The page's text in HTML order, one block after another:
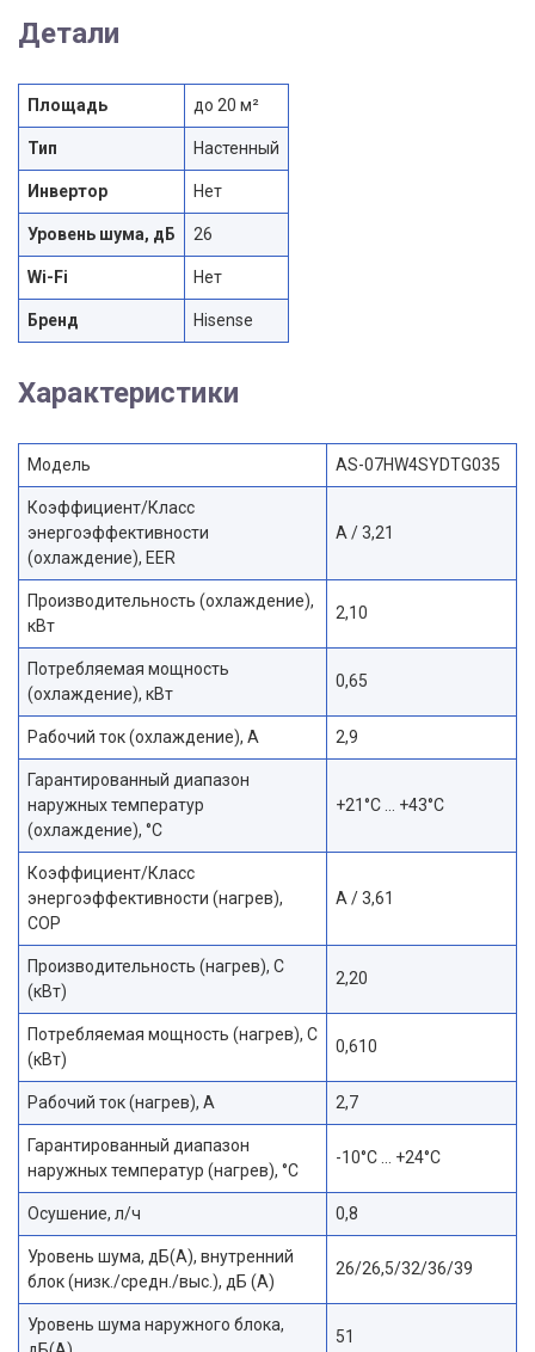
Детали
Площадь до 20 м²
Тип Настенный
Инвертор Нет
Уровень шума, дБ 26
Wi-Fi Нет
Бренд Hisense
Характеристики
Модель AS-07HW4SYDTG035
Коэффициент/Класс
энергоэффективности
(охлаждение), EER
А / 3,21
Производительность (охлаждение),
кВт
2,10
Потребляемая мощность
(охлаждение), кВт
0,65
Рабочий ток (охлаждение), А 2,9
Гарантированный диапазон
наружных температур
(охлаждение), °С
+21°C … +43°С
Коэффициент/Класс
энергоэффективности (нагрев),
COP
А / 3,61
Производительность (нагрев), С
(кВт)
2,20
Потребляемая мощность (нагрев), С
(кВт)
0,610
Рабочий ток (нагрев), А 2,7
Гарантированный диапазон
наружных температур (нагрев), °С
-10°C … +24°C
Осушение, л/ч 0,8
Уровень шума, дБ(A), внутренний
блок (низк./средн./выс.), дБ (А)
26/26,5/32/36/39
Уровень шума наружного блока,
51